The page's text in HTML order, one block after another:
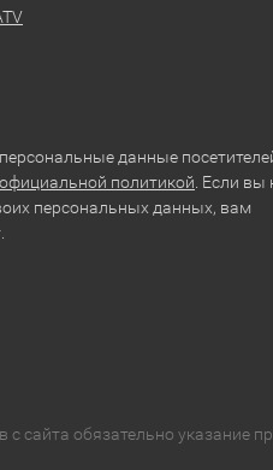
данные
официальной политикой . Если вы
персональных данных, вам
сайта обязательно указание